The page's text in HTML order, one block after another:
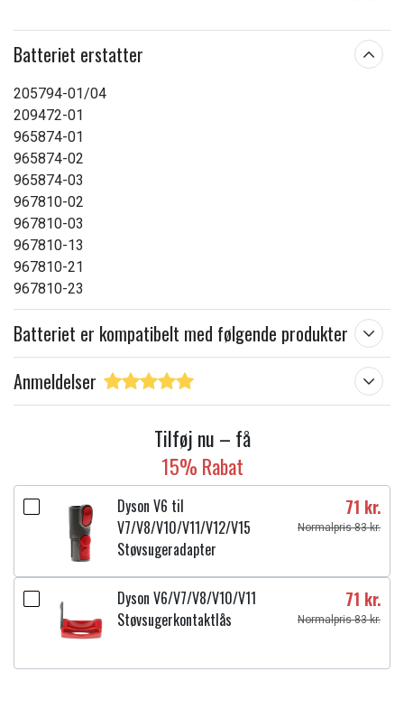
965874-02
205794-01/04
Dyson
DC61
DC62
DC58
DC62 Animal
DC74 Animal
Absolute
V 6 Animalpro
V6 total clean
V6 Absolute
V6 Handstaubsauger
DC72
V6 Animal
V6 Motorhead Pro Exclusive
V6 Motorhead Exclusive
V6 Slim
SV03
SV03 Animal Pro
SV05
SV05 Absolute
SV06 Fluffy
SV07
Batteriet erstatter
205794-01/04
209472-01
965874-01
965874-02
965874-03
967810-02
967810-03
967810-13
967810-21
967810-23
Batteriet er kompatibelt med følgende produkter
Anmeldelser
Tilføj nu – få
15% Rabat
Dyson V6 til
V7/V8/V10/V11/V12/V15
Støvsugeradapter
71 kr.
Normalpris 83 kr.
Dyson V6/V7/V8/V10/V11
Støvsugerkontaktlås
71 kr.
Normalpris 83 kr.